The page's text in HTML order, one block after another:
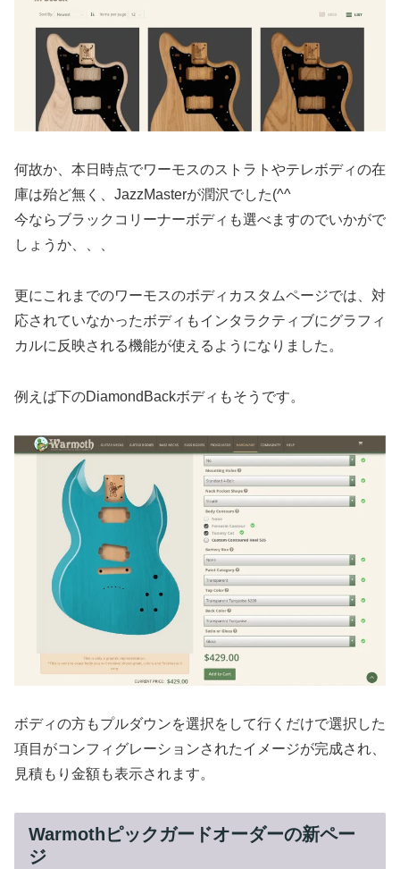
何故か、本日時点でワーモスのストラトやテレボディの在
庫は殆ど無く、JazzMasterが潤沢でした(^^
今ならブラックコリーナーボディも選べますのでいかがで
しょうか、、、
更にこれまでのワーモスのボディカスタムページでは、対
応されていなかったボディもインタラクティブにグラフィ
カルに反映される機能が使えるようになりました。
例えば下のDiamondBackボディもそうです。
ボディの方もプルダウンを選択をして行くだけで選択した
項目がコンフィグレーションされたイメージが完成され、
見積もり金額も表示されます。
Warmothピックガードオーダーの新ペー
ジ